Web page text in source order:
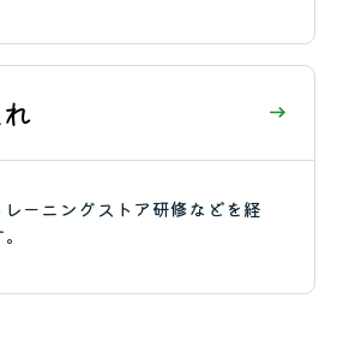
れ
ーニングストア研修などを経